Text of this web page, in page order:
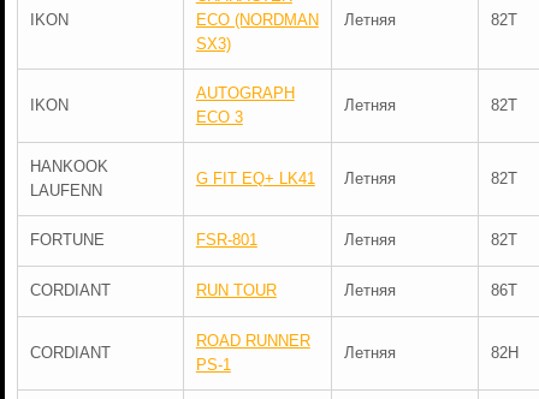
IKON
ECO (NORDMAN
SX3)
Летняя 82T
IKON
AUTOGRAPH
ECO 3
Летняя 82T
HANKOOK
LAUFENN
G FIT EQ+ LK41 Летняя 82T
FORTUNE FSR-801 Летняя 82T
CORDIANT RUN TOUR Летняя 86T
CORDIANT
ROAD RUNNER
PS-1
Летняя 82H